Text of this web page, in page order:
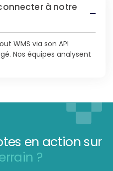
à notre
WMS via son API
Nos équipes analysent
en action sur
?